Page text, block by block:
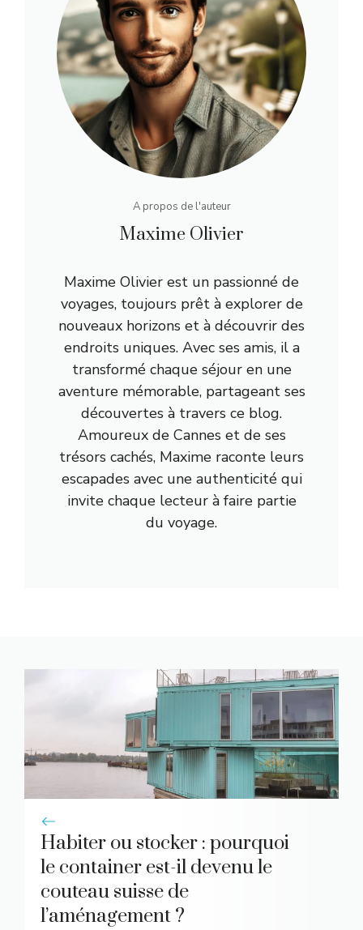
A propos de l'auteur
Maxime Olivier
Maxime Olivier est un passionné de
voyages, toujours prêt à explorer de
nouveaux horizons et à découvrir des
endroits uniques. Avec ses amis, il a
transformé chaque séjour en une
aventure mémorable, partageant ses
découvertes à travers ce blog.
Amoureux de Cannes et de ses
trésors cachés, Maxime raconte leurs
escapades avec une authenticité qui
invite chaque lecteur à faire partie
du voyage.
Habiter ou stocker : pourquoi
le container est-il devenu le
couteau suisse de
l’aménagement ?